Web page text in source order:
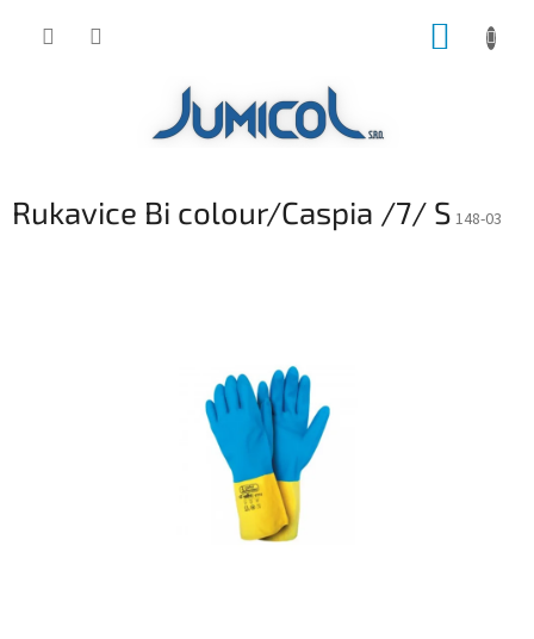
Rukavice Bi colour/Caspia /7/ S 148-03